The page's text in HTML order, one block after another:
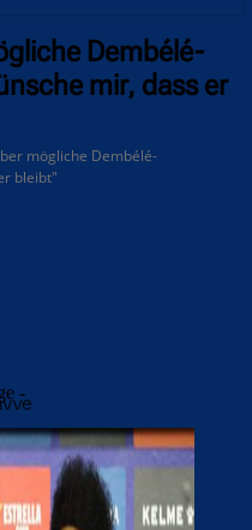
Dembélé-
mir, dass er
mögliche Dembélé-
bleibt"
-